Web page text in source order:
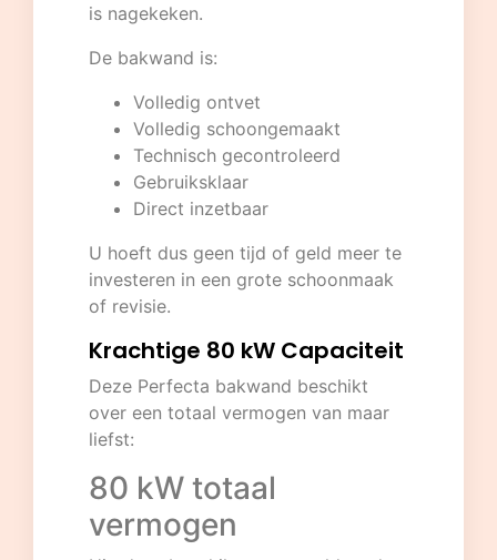
is nagekeken.
De bakwand is:
Volledig ontvet
Volledig schoongemaakt
Technisch gecontroleerd
Gebruiksklaar
Direct inzetbaar
U hoeft dus geen tijd of geld meer te
investeren in een grote schoonmaak
of revisie.
Krachtige 80 kW Capaciteit
Deze Perfecta bakwand beschikt
over een totaal vermogen van maar
liefst:
80 kW totaal
vermogen